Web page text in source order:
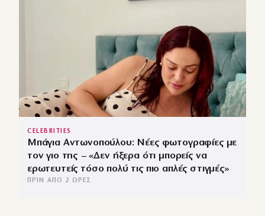
CELEBRITIES
Μπάγια Αντωνοπούλου: Νέες φωτογραφίες με
τον γιο της – «Δεν ήξερα ότι μπορείς να
ερωτευτείς τόσο πολύ τις πιο απλές στιγμές»
ΠΡΙΝ ΑΠΌ 2 ΏΡΕΣ